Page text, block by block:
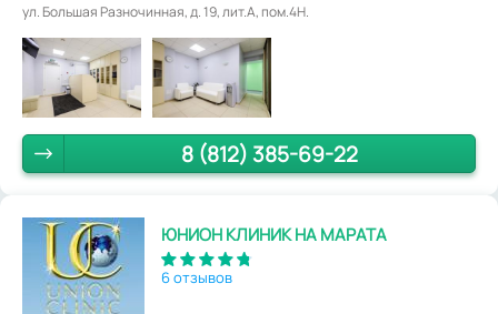
ул. Большая Разночинная, д. 19, лит.А, пом.4Н.
8 (812) 385-69-22
ЮНИОН КЛИНИК НА МАРАТА
6 отзывов